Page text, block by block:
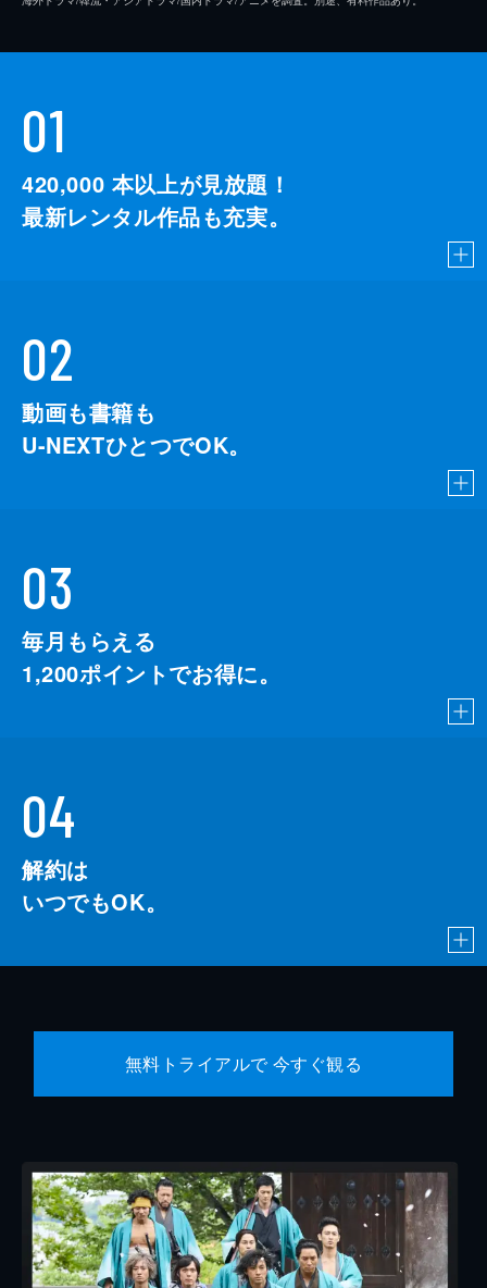
01
420,000 本以上が見放題！
最新レンタル作品も充実。
02
動画も書籍も
U-NEXTひとつでOK。
03
毎月もらえる
1,200ポイントでお得に。
04
解約は
いつでもOK。
無料トライアルで 今すぐ観る